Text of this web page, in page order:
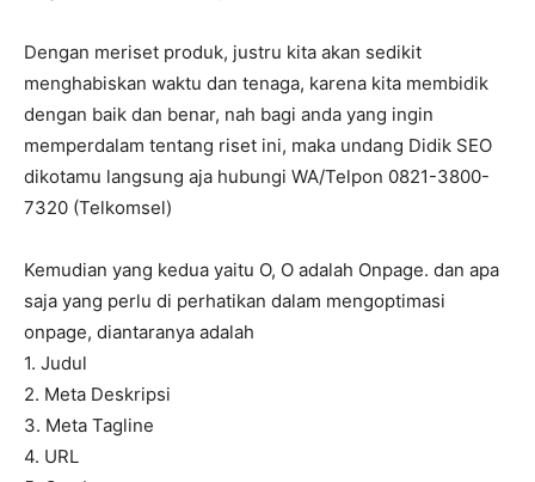
Dengan meriset produk, justru kita akan sedikit
menghabiskan waktu dan tenaga, karena kita membidik
dengan baik dan benar, nah bagi anda yang ingin
memperdalam tentang riset ini, maka undang Didik SEO
dikotamu langsung aja hubungi WA/Telpon 0821-3800-
7320 (Telkomsel)
Kemudian yang kedua yaitu O, O adalah Onpage. dan apa
saja yang perlu di perhatikan dalam mengoptimasi
onpage, diantaranya adalah
1. Judul
2. Meta Deskripsi
3. Meta Tagline
4. URL